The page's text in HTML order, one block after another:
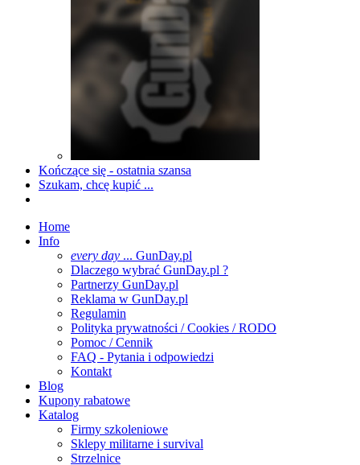
Kończące się - ostatnia szansa
Szukam, chcę kupić ...
Home
Info
every day ... GunDay.pl
Dlaczego wybrać GunDay.pl ?
Partnerzy GunDay.pl
Reklama w GunDay.pl
Regulamin
Polityka prywatności / Cookies / RODO
Pomoc / Cennik
FAQ - Pytania i odpowiedzi
Kontakt
Blog
Kupony rabatowe
Katalog
Firmy szkoleniowe
Sklepy militarne i survival
Strzelnice